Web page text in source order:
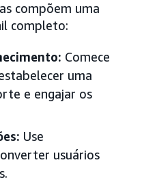
compõem uma
completo:
Comece
uma
e engajar os
Use
usuários